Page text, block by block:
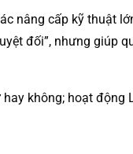
nâng cấp kỹ thuật
đối”, nhưng giúp
không; hoạt động